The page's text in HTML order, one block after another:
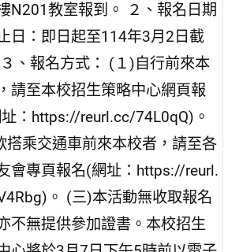
N201教室報到。 ２、報名日期
日：即日起至114年3月2日截
、報名方式： (１)自行前來本
請至本校招生策略中心網頁報
：https://reurl.cc/74L0qQ)。
搭乘交通車前來本校者，請至各
會專頁報名(網址：https://reurl.
。 (三)本活動無收取報名
不無提供參加證書。本校招生